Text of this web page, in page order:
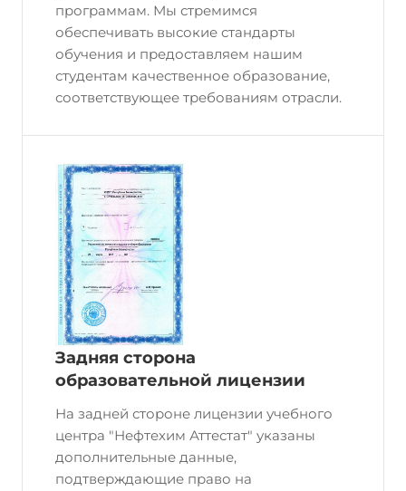
программам. Мы стремимся
обеспечивать высокие стандарты
обучения и предоставляем нашим
студентам качественное образование,
соответствующее требованиям отрасли.
Задняя сторона
образовательной лицензии
На задней стороне лицензии учебного
центра "Нефтехим Аттестат" указаны
дополнительные данные,
подтверждающие право на